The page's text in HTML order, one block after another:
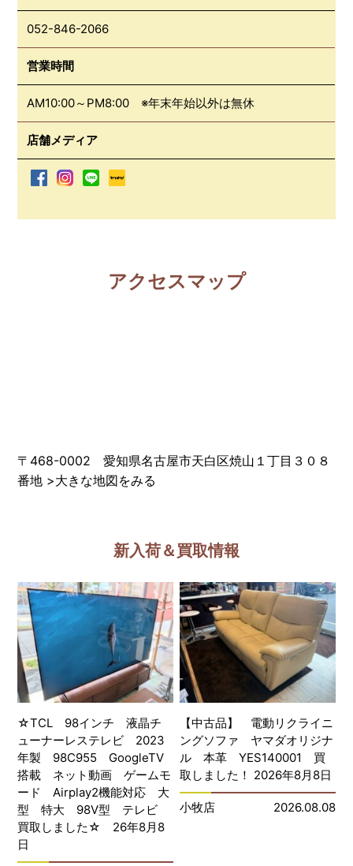
052-846-2066
営業時間
AM10:00～PM8:00 ※年末年始以外は無休
店舗メディア
アクセスマップ
〒468-0002 愛知県名古屋市天白区焼山１丁目３０８
番地 >大きな地図をみる
新入荷＆買取情報
☆TCL 98インチ 液晶チ
ューナーレステレビ 2023
年製 98C955 GoogleTV
搭載 ネット動画 ゲームモ
ード Airplay2機能対応 大
型 特大 98V型 テレビ
買取しました☆ 26年8月8
日
【中古品】 電動リクライニ
ングソファ ヤマダオリジナ
ル 本革 YES140001 買
取しました！ 2026年8月8日
小牧店 2026.08.08